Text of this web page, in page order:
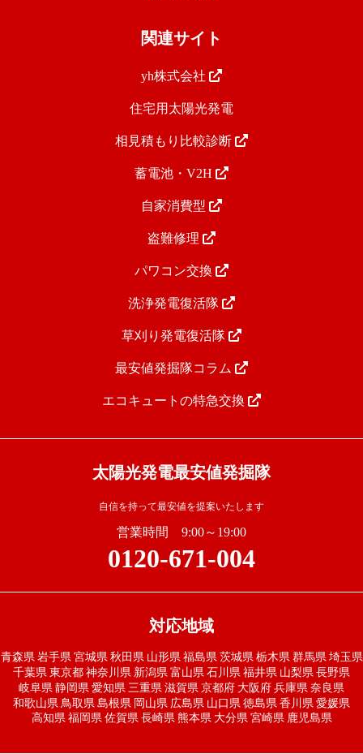
関連サイト
yh株式会社
住宅用太陽光発電
相見積もり比較診断
蓄電池・V2H
自家消費型
盗難修理
パワコン交換
洗浄発電復活隊
草刈り発電復活隊
最安値発掘隊コラム
エコキュートの特急交換
太陽光発電最安値発掘隊
自信を持って最安値を提案いたします
営業時間 9:00～19:00
0120-671-004
対応地域
青森県 岩手県 宮城県 秋田県 山形県 福島県 茨城県 栃木県 群馬県 埼玉県
千葉県 東京都 神奈川県 新潟県 富山県 石川県 福井県 山梨県 長野県
岐阜県 静岡県 愛知県 三重県 滋賀県 京都府 大阪府 兵庫県 奈良県
和歌山県 鳥取県 島根県 岡山県 広島県 山口県 徳島県 香川県 愛媛県
高知県 福岡県 佐賀県 長崎県 熊本県 大分県 宮崎県 鹿児島県